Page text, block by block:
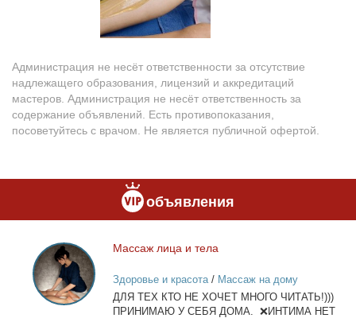
Администрация не несёт ответственности за отсутствие
надлежащего образования, лицензий и аккредитаций
мастеров. Администрация не несёт ответственность за
содержание объявлений. Есть противопоказания,
посоветуйтесь с врачом. Не является публичной офертой.
объявления
Массаж
лица
и
тела
Мас­саж ли­ца и те­ла
Здоровье и красота/ Массаж на дому
ДЛЯ ТЕХ КТО НЕ ХОЧЕТ МНОГО ЧИТАТЬ!)))
ПРИНИМАЮ У СЕБЯ ДОМА. ❌ИНТИМА НЕТ